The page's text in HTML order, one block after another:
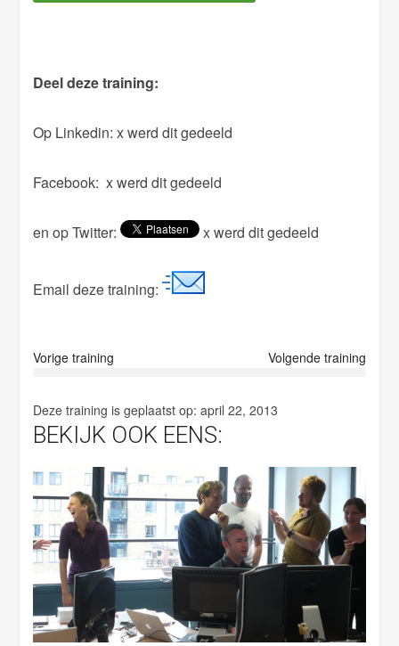
e
i
f
e
d
m
y
Deel deze training:
Op Linkedin:x werd dit gedeeld
Facebook: x werd dit gedeeld
en op Twitter: x werd dit gedeeld
Email deze training:
Vorige training Volgende training
Deze training is geplaatst op:april 22, 2013
BEKIJK OOK EENS: